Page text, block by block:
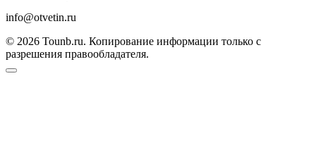
info@otvetin.ru
© 2026 Tounb.ru. Копирование информации только с
разрешения правообладателя.